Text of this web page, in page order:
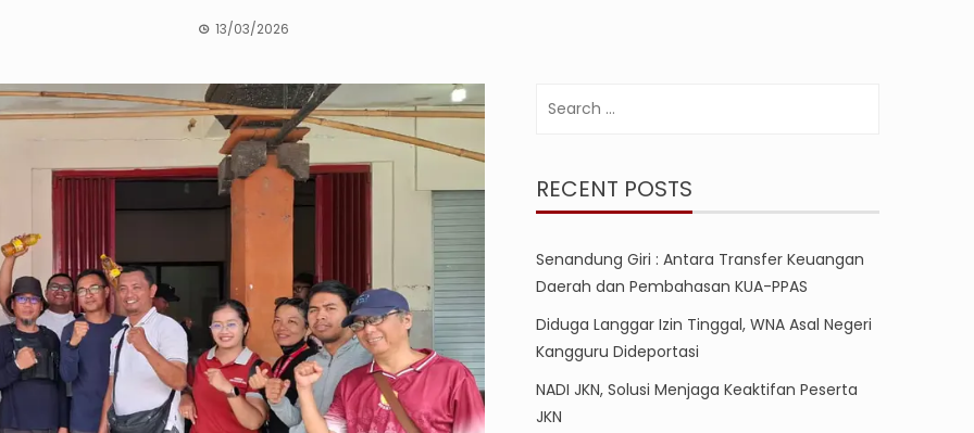
13/03/2026
RECENT POSTS
Senandung Giri : Antara Transfer Keuangan
Daerah dan Pembahasan KUA-PPAS
Diduga Langgar Izin Tinggal, WNA Asal Negeri
Kangguru Dideportasi
NADI JKN, Solusi Menjaga Keaktifan Peserta
JKN